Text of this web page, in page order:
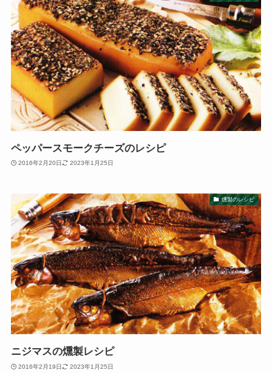
ペッパースモークチーズのレシピ
2016年2月20日 2023年1月25日
燻製のレシピ
ニジマスの燻製レシピ
2016年2月19日 2023年1月25日